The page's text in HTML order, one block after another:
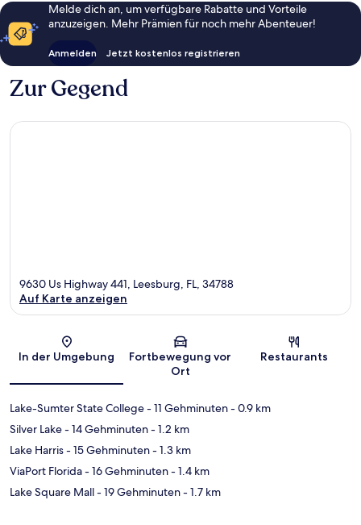
Melde dich an, um verfügbare Rabatte und Vorteile
anzuzeigen. Mehr Prämien für noch mehr Abenteuer!
Anmelden Jetzt kostenlos registrieren
Zur Gegend
Karte
9630 Us Highway 441, Leesburg, FL, 34788
Auf Karte anzeigen
In der Umgebung
Fortbewegung vor
Ort
Restaurants
Lake-Sumter State College- 11 Gehminuten- 0.9 km
Silver Lake- 14 Gehminuten- 1.2 km
Lake Harris- 15 Gehminuten- 1.3 km
ViaPort Florida- 16 Gehminuten- 1.4 km
Lake Square Mall- 19 Gehminuten- 1.7 km